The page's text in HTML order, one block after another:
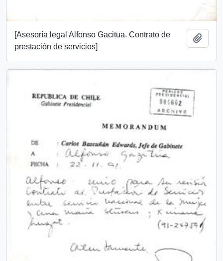
[Asesoría legal Alfonso Gacitua. Contrato de
prestación de servicios]